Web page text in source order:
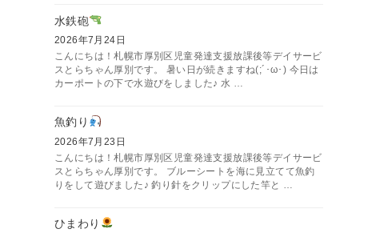
水鉄砲
2026年7月24日
こんにちは！札幌市厚別区児童発達支援放課後等デイサービ
スとらちゃん厚別です。 暑い日が続きますね(;´･ω･) 今日は
カーポートの下で水遊びをしました♪ 水 …
魚釣り
2026年7月23日
こんにちは！札幌市厚別区児童発達支援放課後等デイサービ
スとらちゃん厚別です。 ブルーシートを海に見立てて魚釣
りをして遊びました♪ 釣り針をクリップにした竿と …
ひまわり